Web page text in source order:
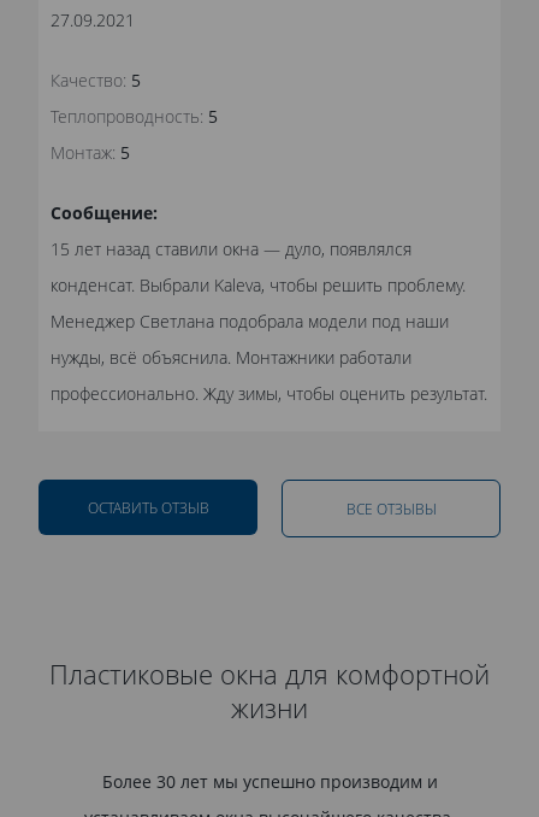
27.09.2021
Качество: 5
Теплопроводность: 5
Монтаж: 5
Сообщение:
15 лет назад ставили окна — дуло, появлялся
конденсат. Выбрали Kaleva, чтобы решить проблему.
Менеджер Светлана подобрала модели под наши
нужды, всё объяснила. Монтажники работали
профессионально. Жду зимы, чтобы оценить результат.
ОСТАВИТЬ ОТЗЫВ ВСЕ ОТЗЫВЫ
Пластиковые окна для комфортной
жизни
Более 30 лет мы успешно производим и